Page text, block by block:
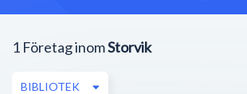
1 Företag inomStorvik
BIBLIOTEK